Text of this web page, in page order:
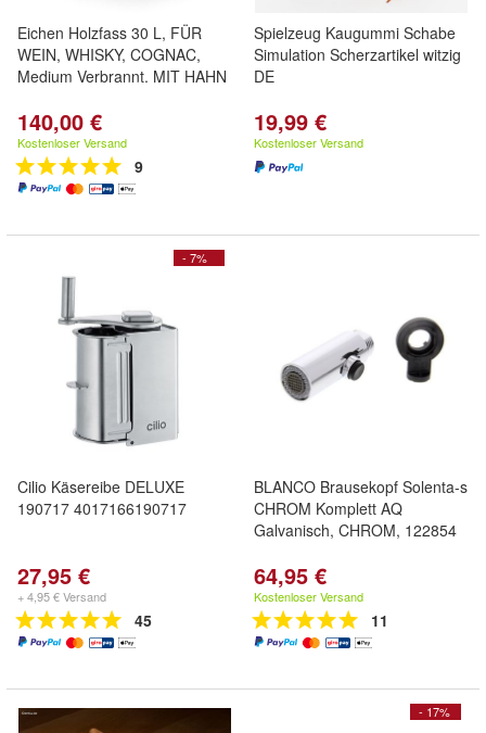
Eichen Holzfass 30 L, FÜR
WEIN, WHISKY, COGNAC,
Medium Verbrannt. MIT HAHN
140,00 €
Kostenloser Versand
9
Spielzeug Kaugummi Schabe
Simulation Scherzartikel witzig
DE
19,99 €
Kostenloser Versand
- 7%
Cilio Käsereibe DELUXE
190717 4017166190717
27,95 €
+ 4,95 € Versand
45
BLANCO Brausekopf Solenta-s
CHROM Komplett AQ
Galvanisch, CHROM, 122854
64,95 €
Kostenloser Versand
11
- 17%